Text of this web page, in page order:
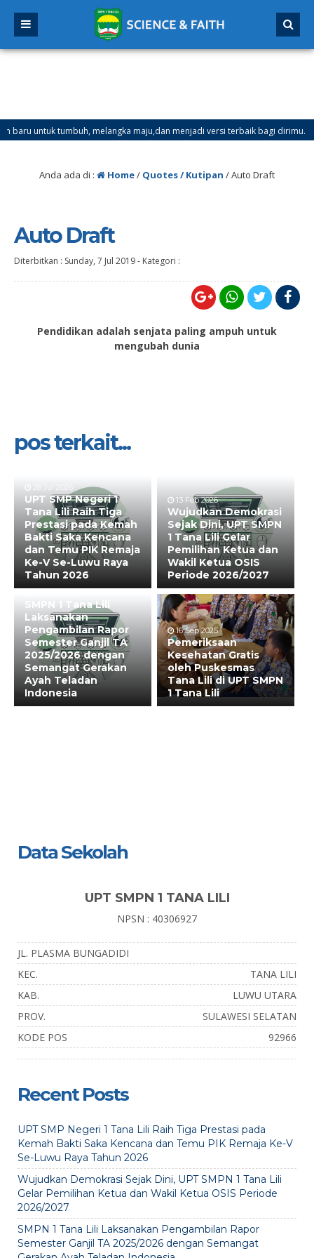
untuk tumbuh, melangka maju,dan menjadi versi terbaik bagi dirimu.
Mulai Tanggal 21 Desember 2025 sd Tanggal 4 Januari 2026
Anda ada di : Home/ Quotes / Kutipan /Auto Draft
Auto Draft
Diterbitkan : Sunday, 7 Jul 2019- Kategori :
Pendidikan adalah senjata paling ampuh untuk
mengubah dunia
pos terkait...
28 Jul 2026
UPT SMP Negeri 1
Tana Lili Raih Tiga
Prestasi pada Kemah
Bakti Saka Kencana
dan Temu PIK Remaja
Ke-V Se-Luwu Raya
Tahun 2026
13 Feb 2026
Wujudkan Demokrasi
Sejak Dini, UPT SMPN
1 Tana Lili Gelar
Pemilihan Ketua dan
Wakil Ketua OSIS
Periode 2026/2027
SMPN 1 Tana Lili
Laksanakan
Pengambilan Rapor
Semester Ganjil TA
2025/2026 dengan
Semangat Gerakan
Ayah Teladan
Indonesia
16 Sep 2025
Pemeriksaan
Kesehatan Gratis
oleh Puskesmas
Tana Lili di UPT SMPN
1 Tana Lili
Data Sekolah
UPT SMPN 1 TANA LILI
NPSN : 40306927
JL. PLASMA BUNGADIDI
KEC.
TANA LILI
KAB.
LUWU UTARA
PROV.
SULAWESI SELATAN
KODE POS
92966
Recent Posts
UPT SMP Negeri 1 Tana Lili Raih Tiga Prestasi pada
Kemah Bakti Saka Kencana dan Temu PIK Remaja Ke-V
Se-Luwu Raya Tahun 2026
Wujudkan Demokrasi Sejak Dini, UPT SMPN 1 Tana Lili
Gelar Pemilihan Ketua dan Wakil Ketua OSIS Periode
2026/2027
SMPN 1 Tana Lili Laksanakan Pengambilan Rapor
Semester Ganjil TA 2025/2026 dengan Semangat